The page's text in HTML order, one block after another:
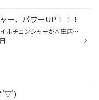
ー、パワーUP！！！
本日、新しいオイルチェンジャーが本庄店に届きました！ まだ使用していないので旧型との違いが見た目くらいしか分からないのですが■左：従来品 ■右：おNEWマシーン こんな見た目ですから恐らく吸引力も某掃除機並みにスゴイに違いありません…(；ﾟдﾟ)ｺﾞｸﾘ… そろそろ自分のキャスちゃんもオイル交換...